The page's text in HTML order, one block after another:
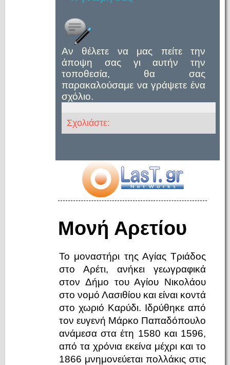
Αν θέλετε να μας πείτε την
άποψη σας γι αυτήν την
τοποθεσία, θα σας
παρακαλούσαμε να γράψετε ένα
σχόλιο.
Σχολιάστε:
Μονή Αρετίου
Το μοναστήρι της Αγίας Τριάδος
στο Αρέτι, ανήκει γεωγραφικά
στον Δήμο του Αγίου Νικολάου
στο νομό Λασιθίου και είναι κοντά
στο χωριό Καρύδι. Ιδρύθηκε από
τον ευγενή Μάρκο Παπαδόπουλο
ανάμεσα στα έτη 1580 και 1596,
από τα χρόνια εκείνα μέχρι και το
1866 μνημονεύεται πολλάκις στις